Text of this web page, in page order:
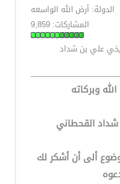
الدولة: أرض الله الواسعه
المشاركات: 9,859
علي بن شداد
وبركاته
شداد القحطاني
ألى أن أشكر لك